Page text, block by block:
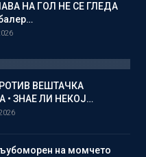
НА ГОЛ НЕ СЕ ГЛЕДА
ВЕШТАЧКА
• ЗНАЕ ЛИ НЕКОЈ…
на момчето